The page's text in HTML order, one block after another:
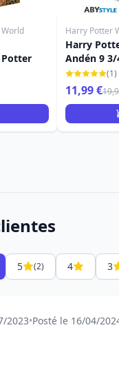
Harry Potter
Harry
Andén 9 3/
(1)
11,99 €
5 (2) 4 3
2023•Posté le 16/04/